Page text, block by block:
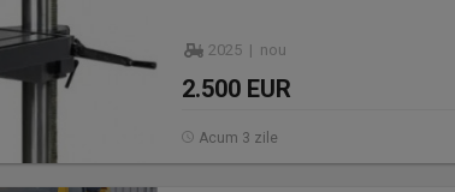
2025 | nou
2.500 EUR
Acum 3 zile